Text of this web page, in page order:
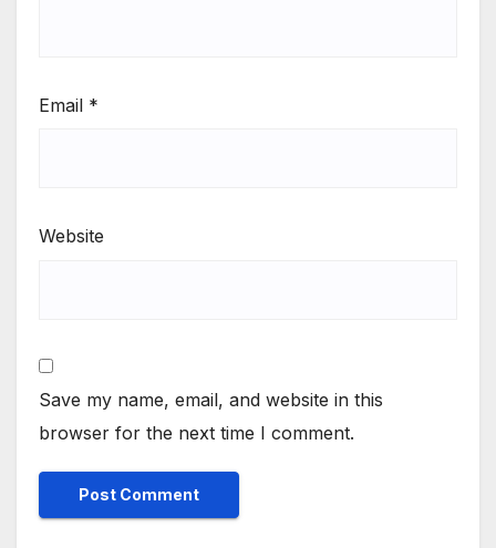
Email *
Website
Save my name, email, and website in this
browser for the next time I comment.